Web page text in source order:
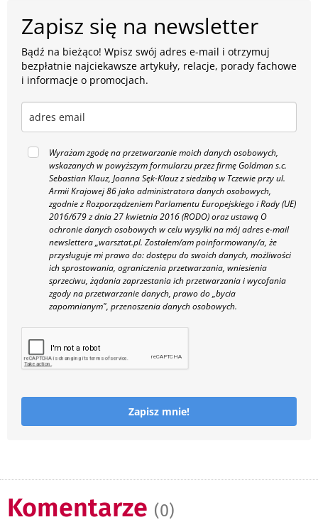
Zapisz się na newsletter
Bądź na bieżąco! Wpisz swój adres e-mail i otrzymuj
bezpłatnie najciekawsze artykuły, relacje, porady fachowe
i informacje o promocjach.
Wyrażam zgodę na przetwarzanie moich danych osobowych,
wskazanych w powyższym formularzu przez firmę Goldman s.c.
Sebastian Klauz, Joanna Sęk-Klauz z siedzibą w Tczewie przy ul.
Armii Krajowej 86 jako administratora danych osobowych,
zgodnie z Rozporządzeniem Parlamentu Europejskiego i Rady (UE)
2016/679 z dnia 27 kwietnia 2016 (RODO) oraz ustawą O
ochronie danych osobowych w celu wysyłki na mój adres e-mail
newslettera „warsztat.pl. Zostałem/am poinformowany/a, że
przysługuje mi prawo do: dostępu do swoich danych, możliwości
ich sprostowania, ograniczenia przetwarzania, wniesienia
sprzeciwu, żądania zaprzestania ich przetwarzania i wycofania
zgody na przetwarzanie danych, prawo do „bycia
zapomnianym", przenoszenia danych osobowych.
Zapisz mnie!
Komentarze (0)